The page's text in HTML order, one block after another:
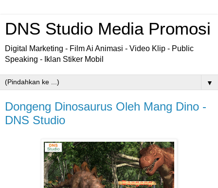
DNS Studio Media Promosi
Digital Marketing - Film Ai Animasi - Video Klip - Public
Speaking - Iklan Stiker Mobil
▼
Dongeng Dinosaurus Oleh Mang Dino -
DNS Studio